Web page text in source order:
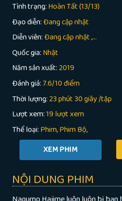
Tình trạng: Hoàn Tất (13/13)
Đạo diễn:Đang cập nhật
Diễn viên:Đang cập nhật ,...
Quốc gia: Nhật
Năm sản xuất: 2019
Đánh giá:7.6/10 điểm
Thời lượng: 23 phút 30 giây /tập
Lượt xem:19 lượt xem
Thể loại: Phim Phim Bộ
NỘI DUNG PHIM